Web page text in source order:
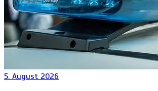
5. August 2026